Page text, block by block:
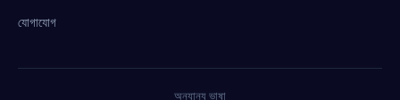
যোগাযোগ
অন্যান্য ভাষা